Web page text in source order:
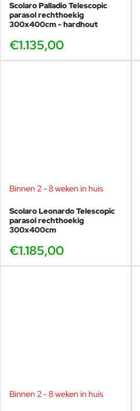
Scolaro Palladio Telescopic
parasol rechthoekig
300x400cm - hardhout
€1.135,00
Binnen 2 - 8 weken in huis
Scolaro Leonardo Telescopic
parasol rechthoekig
300x400cm
€1.185,00
Binnen 2 - 8 weken in huis